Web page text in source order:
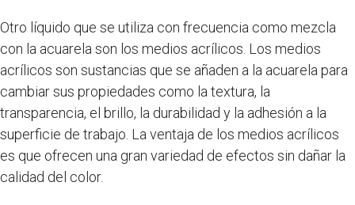
Otro líquido que se utiliza con frecuencia como mezcla
con la acuarela son los medios acrílicos. Los medios
acrílicos son sustancias que se añaden a la acuarela para
cambiar sus propiedades como la textura, la
transparencia, el brillo, la durabilidad y la adhesión a la
superficie de trabajo. La ventaja de los medios acrílicos
es que ofrecen una gran variedad de efectos sin dañar la
calidad del color.